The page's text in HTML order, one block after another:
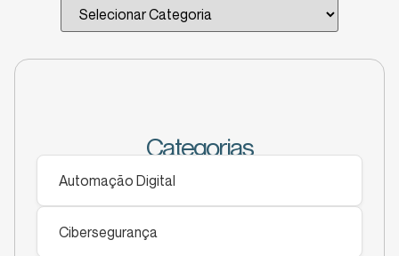
Categorias
Automação Digital
Cibersegurança